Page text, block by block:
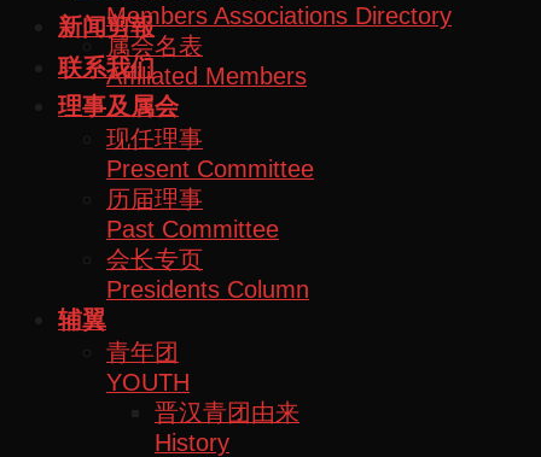
新闻剪報
联系我们
Members Associations Directory
属会名表
Affiliated Members
理事及属会
现任理事
Present Committee
历届理事
Past Committee
会长专页
Presidents Column
辅翼
青年团
YOUTH
晋汉青团由来
History